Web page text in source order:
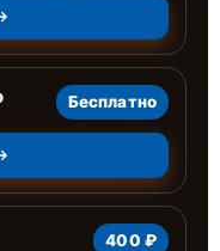
Бесплатно
400 ₽